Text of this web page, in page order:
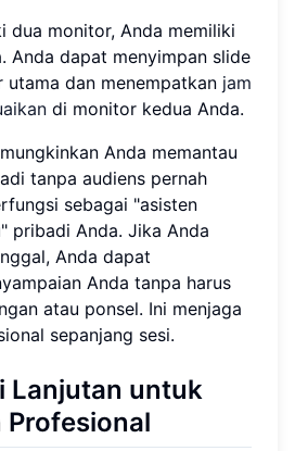
dua monitor, Anda memiliki
Anda dapat menyimpan slide
utama dan menempatkan jam
di monitor kedua Anda.
Anda memantau
tanpa audiens pernah
sebagai "asisten
pribadi Anda. Jika Anda
Anda dapat
Anda tanpa harus
atau ponsel. Ini menjaga
sepanjang sesi.
Lanjutan untuk